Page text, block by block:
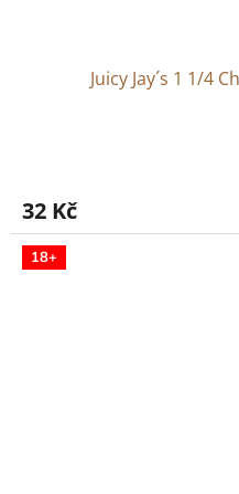
Juicy Jay´s 1 1/4
32 Kč
18+